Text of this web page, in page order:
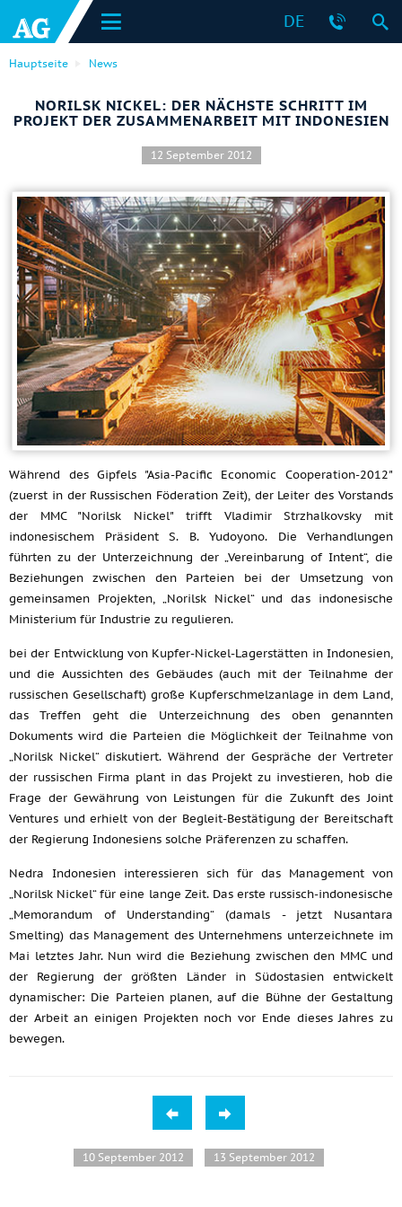
DE
Hauptseite News
NORILSK NICKEL: DER NÄCHSTE SCHRITT IM
PROJEKT DER ZUSAMMENARBEIT MIT INDONESIEN
12 September 2012
Während des Gipfels "Asia-Pacific Economic Cooperation-2012"
(zuerst in der Russischen Föderation Zeit), der Leiter des Vorstands
der MMC "Norilsk Nickel" trifft Vladimir Strzhalkovsky mit
indonesischem Präsident S. B. Yudoyono. Die Verhandlungen
führten zu der Unterzeichnung der „Vereinbarung of Intent“, die
Beziehungen zwischen den Parteien bei der Umsetzung von
gemeinsamen Projekten, „Norilsk Nickel“ und das indonesische
Ministerium für Industrie zu regulieren.
bei der Entwicklung von Kupfer-Nickel-Lagerstätten in Indonesien,
und die Aussichten des Gebäudes (auch mit der Teilnahme der
russischen Gesellschaft) große Kupferschmelzanlage in dem Land,
das Treffen geht die Unterzeichnung des oben genannten
Dokuments wird die Parteien die Möglichkeit der Teilnahme von
„Norilsk Nickel“ diskutiert. Während der Gespräche der Vertreter
der russischen Firma plant in das Projekt zu investieren, hob die
Frage der Gewährung von Leistungen für die Zukunft des Joint
Ventures und erhielt von der Begleit-Bestätigung der Bereitschaft
der Regierung Indonesiens solche Präferenzen zu schaffen.
Nedra Indonesien interessieren sich für das Management von
„Norilsk Nickel“ für eine lange Zeit. Das erste russisch-indonesische
„Memorandum of Understanding“ (damals - jetzt Nusantara
Smelting) das Management des Unternehmens unterzeichnete im
Mai letztes Jahr. Nun wird die Beziehung zwischen den MMC und
der Regierung der größten Länder in Südostasien entwickelt
dynamischer: Die Parteien planen, auf die Bühne der Gestaltung
der Arbeit an einigen Projekten noch vor Ende dieses Jahres zu
bewegen.
10 September 2012 13 September 2012